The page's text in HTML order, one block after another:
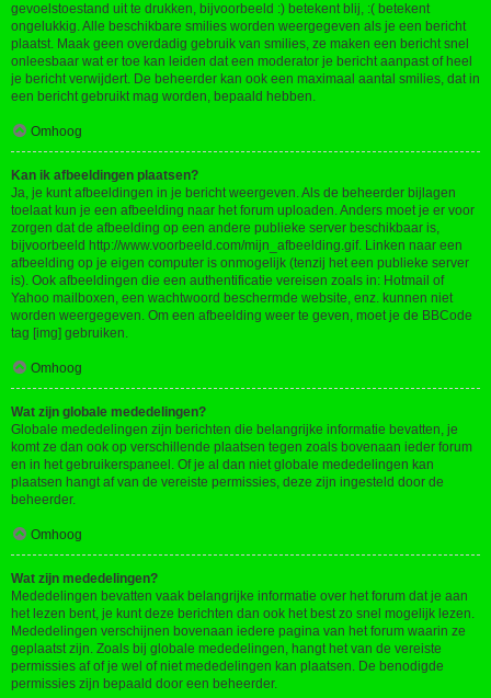
gevoelstoestand uit te drukken, bijvoorbeeld :) betekent blij, :( betekent
ongelukkig. Alle beschikbare smilies worden weergegeven als je een bericht
plaatst. Maak geen overdadig gebruik van smilies, ze maken een bericht snel
onleesbaar wat er toe kan leiden dat een moderator je bericht aanpast of heel
je bericht verwijdert. De beheerder kan ook een maximaal aantal smilies, dat in
een bericht gebruikt mag worden, bepaald hebben.
Omhoog
Kan ik afbeeldingen plaatsen?
Ja, je kunt afbeeldingen in je bericht weergeven. Als de beheerder bijlagen
toelaat kun je een afbeelding naar het forum uploaden. Anders moet je er voor
zorgen dat de afbeelding op een andere publieke server beschikbaar is,
bijvoorbeeld http://www.voorbeeld.com/mijn_afbeelding.gif. Linken naar een
afbeelding op je eigen computer is onmogelijk (tenzij het een publieke server
is). Ook afbeeldingen die een authentificatie vereisen zoals in: Hotmail of
Yahoo mailboxen, een wachtwoord beschermde website, enz. kunnen niet
worden weergegeven. Om een afbeelding weer te geven, moet je de BBCode
tag [img] gebruiken.
Omhoog
Wat zijn globale mededelingen?
Globale mededelingen zijn berichten die belangrijke informatie bevatten, je
komt ze dan ook op verschillende plaatsen tegen zoals bovenaan ieder forum
en in het gebruikerspaneel. Of je al dan niet globale mededelingen kan
plaatsen hangt af van de vereiste permissies, deze zijn ingesteld door de
beheerder.
Omhoog
Wat zijn mededelingen?
Mededelingen bevatten vaak belangrijke informatie over het forum dat je aan
het lezen bent, je kunt deze berichten dan ook het best zo snel mogelijk lezen.
Mededelingen verschijnen bovenaan iedere pagina van het forum waarin ze
geplaatst zijn. Zoals bij globale mededelingen, hangt het van de vereiste
permissies af of je wel of niet mededelingen kan plaatsen. De benodigde
permissies zijn bepaald door een beheerder.